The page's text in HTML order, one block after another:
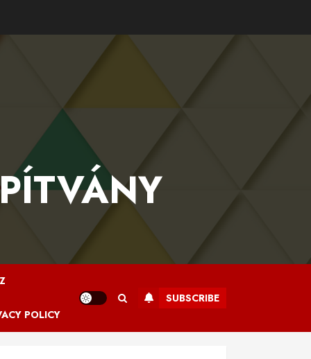
POLICY
SUBSCRIBE